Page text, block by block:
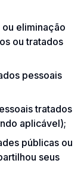
eliminação
ou tratados
pessoais
tratados
aplicável);
públicas ou
seus